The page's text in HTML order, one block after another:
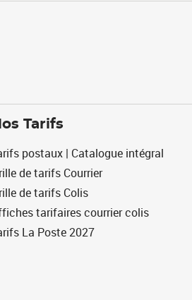
Tarifs
postaux | Catalogue intégral
de tarifs Courrier
de tarifs Colis
tarifaires courrier colis
La Poste 2027